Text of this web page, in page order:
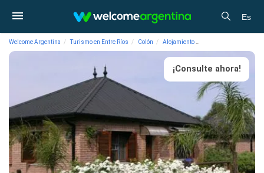
Es
Welcome Argentina Turismo en Entre Ríos Colón Alojamiento
¡Consulte ahora!